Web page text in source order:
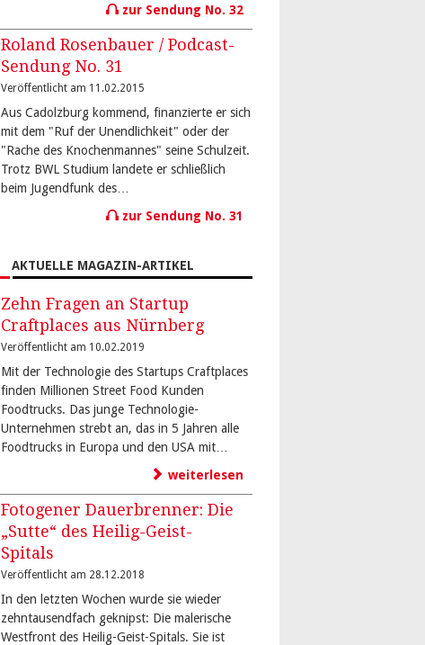
zur Sendung No. 32
Roland Rosenbauer / Podcast-
Sendung No. 31
Veröffentlicht am 11.02.2015
Aus Cadolzburg kommend, finanzierte er sich
mit dem "Ruf der Unendlichkeit" oder der
"Rache des Knochenmannes" seine Schulzeit.
Trotz BWL Studium landete er schließlich
beim Jugendfunk des…
zur Sendung No. 31
AKTUELLE MAGAZIN-ARTIKEL
Zehn Fragen an Startup
Craftplaces aus Nürnberg
Veröffentlicht am 10.02.2019
Mit der Technologie des Startups Craftplaces
finden Millionen Street Food Kunden
Foodtrucks. Das junge Technologie-
Unternehmen strebt an, das in 5 Jahren alle
Foodtrucks in Europa und den USA mit…
weiterlesen
Fotogener Dauerbrenner: Die
„Sutte“ des Heilig-Geist-
Spitals
Veröffentlicht am 28.12.2018
In den letzten Wochen wurde sie wieder
zehntausendfach geknipst: Die malerische
Westfront des Heilig-Geist-Spitals. Sie ist